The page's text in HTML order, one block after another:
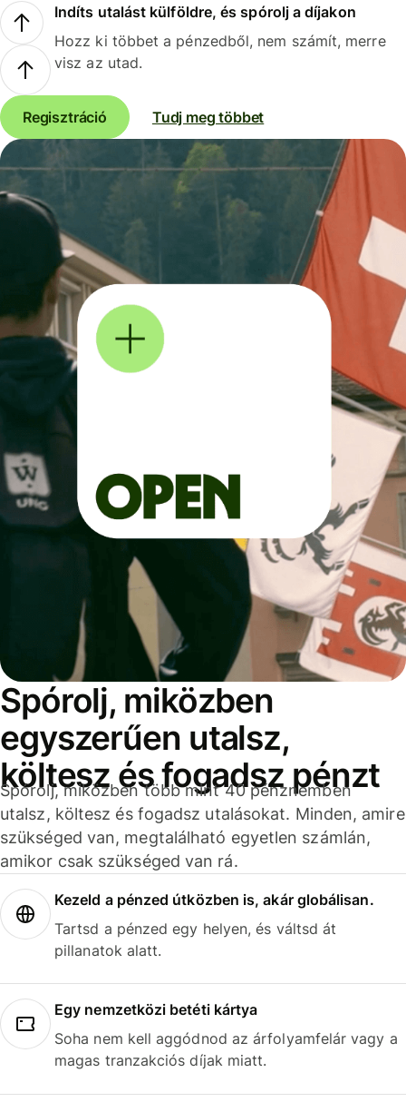
Indíts utalást külföldre, és spórolj a díjakon
Hozz ki többet a pénzedből, nem számít, merre
visz az utad.
Regisztráció Tudj meg többet
Spórolj, miközben
egyszerűen utalsz,
költesz és fogadsz pénzt
Spórolj, miközben több mint 40 pénznemben
utalsz, költesz és fogadsz utalásokat. Minden, amire
szükséged van, megtalálható egyetlen számlán,
amikor csak szükséged van rá.
Kezeld a pénzed útközben is, akár globálisan.
Tartsd a pénzed egy helyen, és váltsd át
pillanatok alatt.
Egy nemzetközi betéti kártya
Soha nem kell aggódnod az árfolyamfelár vagy a
magas tranzakciós díjak miatt.